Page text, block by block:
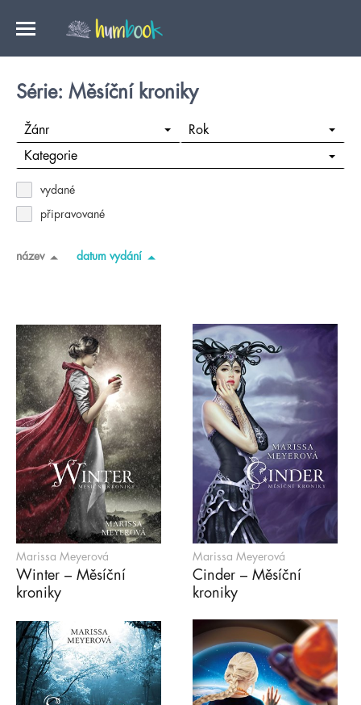
Série: Měsíční kroniky
Žánr Rok
Kategorie
vydané
připravované
název datum vydání
Marissa Meyerová
Winter – Měsíční
kroniky
Marissa Meyerová
Cinder – Měsíční
kroniky